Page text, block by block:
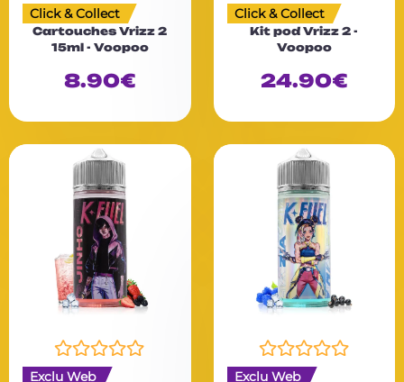
N
o
t
e
s
r
Click & Collect
Cartouches Vrizz 2
15ml - Voopoo
8.90€
N
o
0
s
r
Click & Collect
Kit pod Vrizz 2 -
Voopoo
24.90€
N
Exclu Web
N
Exclu Web